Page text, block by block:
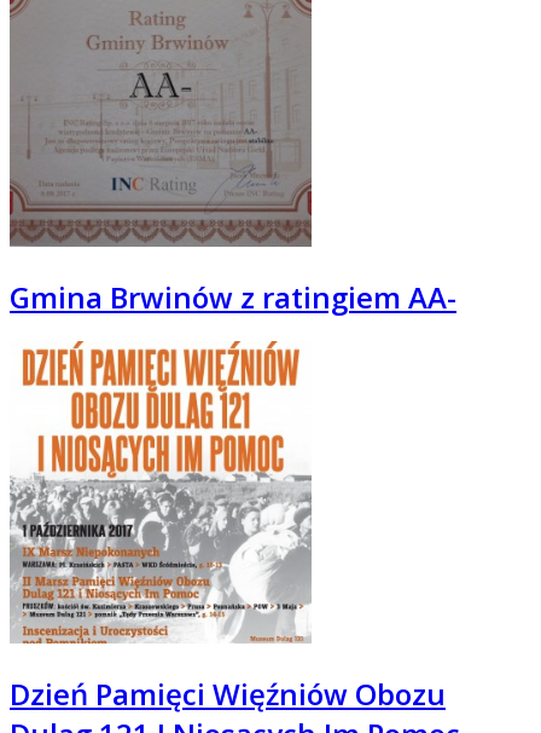
Gmina Brwinów z ratingiem AA-
Dzień Pamięci Więźniów Obozu